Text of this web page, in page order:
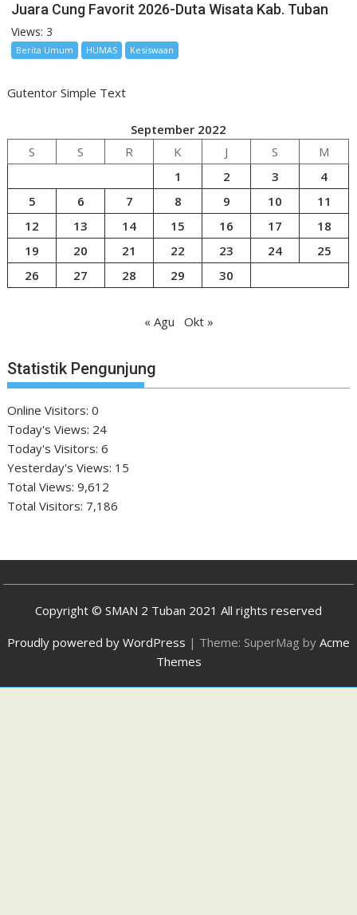
Juara Cung Favorit 2026-Duta Wisata Kab. Tuban
Views: 3
Berita Umum HUMAS Kesiswaan
Gutentor Simple Text
September 2022
S
S R K J S
M
1
2 3
4
5
6 7 8 9 10
11
12
13 14 15 16 17
18
19
20 21 22 23 24
25
26
27 28 29 30
« Agu Okt »
Statistik Pengunjung
Online Visitors:0
Today's Views: 24
Today's Visitors:6
Yesterday's Views: 15
Total Views:9,612
Total Visitors: 7,186
Copyright © SMAN 2 Tuban 2021 All rights reserved
Proudly powered by WordPress | Theme: SuperMag by Acme
Themes